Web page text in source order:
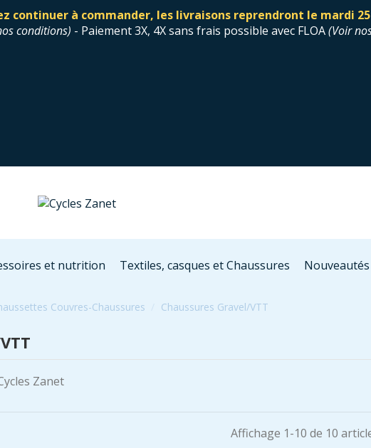
continuer à commander, les livraisons reprendront le mardi
conditions) - Paiement 3X, 4X sans frais possible avec FLOA(Voir
et nutrition Textiles, casques et Chaussures Nouveautés
Couvres-Chaussures Chaussures Gravel/VTT
Affichage 1-10 de 10